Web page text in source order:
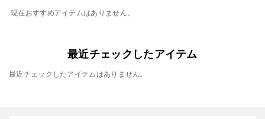
現在おすすめアイテムはありません。
最近チェックしたアイテム
最近チェックしたアイテムはありません。